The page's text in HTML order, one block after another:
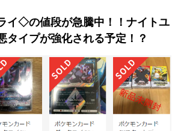
イ◇の値段が急騰中！！ナイトユ
タイプが強化される予定！？